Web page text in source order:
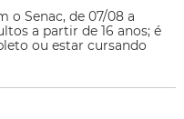
o Senac, de 07/08 a
a partir de 16 anos; é
ou estar cursando